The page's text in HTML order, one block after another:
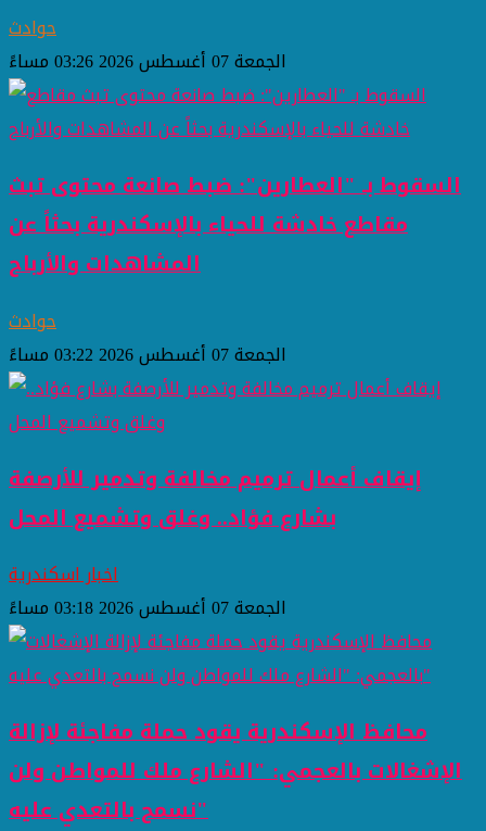
حوادث
الجمعة 07 أغسطس 2026 03:26 مساءً
السقوط بـ "العطارين": ضبط صانعة محتوى تبث
مقاطع خادشة للحياء بالإسكندرية بحثاً عن
المشاهدات والأرباح
حوادث
الجمعة 07 أغسطس 2026 03:22 مساءً
إيقاف أعمال ترميم مخالفة وتدمير للأرصفة
بشارع فؤاد.. وغلق وتشميع المحل
اخبار اسكندرية
الجمعة 07 أغسطس 2026 03:18 مساءً
محافظ الإسكندرية يقود حملة مفاجئة لإزالة
الإشغالات بالعجمي: "الشارع ملك للمواطن ولن
نسمح بالتعدي عليه"